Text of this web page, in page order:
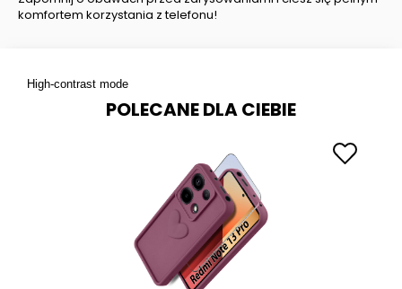
komfortem korzystania z telefonu!
High-contrast mode
POLECANE DLA CIEBIE